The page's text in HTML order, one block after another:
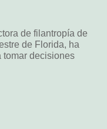
de filantropía de
de Florida, ha
tomar decisiones